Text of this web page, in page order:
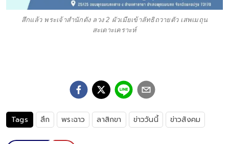
สึกแล้ว พระเจ้าสำนักดัง ลวง 2 ผัวเมียเข้าลัทธิถวายตัว เสพเมถุน
สะเดาะเคราะห์
Tags สึก พระฉาว ลาสิกขา ข่าววันนี้ ข่าวสังคม